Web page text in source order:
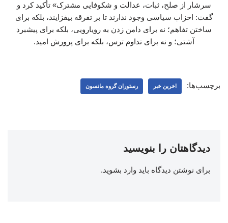
سرشار از صلح، ثبات، عدالت و شکوفایی مشترک» تأکید کرد و
گفت: احزاب سیاسی وجود ندارند تا بر تفرقه بیفزایند، بلکه برای
ساختن تفاهم؛ نه برای دامن زدن به رویارویی، بلکه برای پیشبرد
آشتی؛ و نه برای تداوم ترس، بلکه برای پرورش امید.
برچسب‌ها: اخرین خبر رستوران گروه مانسون
دیدگاهتان را بنویسید
برای نوشتن دیدگاه باید وارد بشوید.